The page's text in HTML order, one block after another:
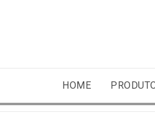
HOME